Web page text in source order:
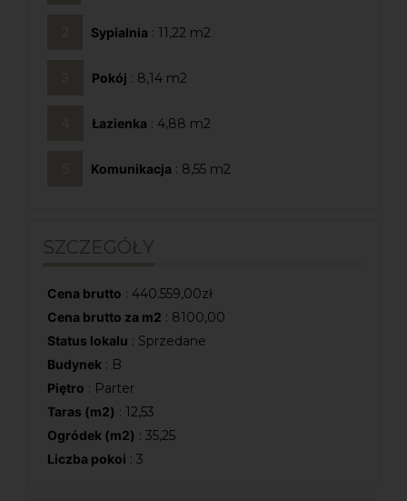
Sypialnia : 11,22
Pokój : 8,14
Łazienka : 4,88
Komunikacja : 8,55
SZCZEGÓŁY
Cena brutto : 440.559,00zł
Cena brutto za m2 : 8100,00
Status lokalu : Sprzedane
Budynek : B
Piętro : Parter
Taras (m2) : 12,53
Ogródek (m2) : 35,25
Liczba pokoi : 3